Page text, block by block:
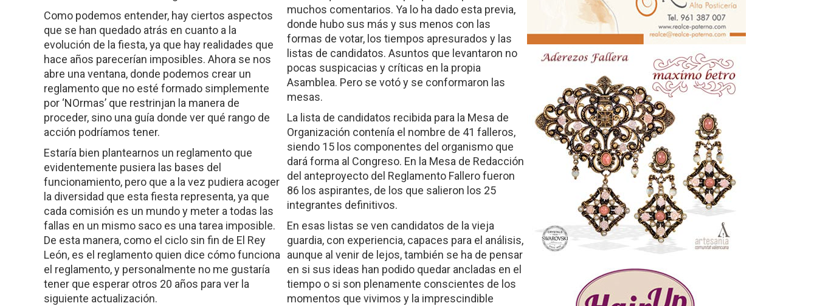
Como podemos entender, hay ciertos aspectos
que se han quedado atrás en cuanto a la
evolución de la fiesta, ya que hay realidades que
hace años parecerían imposibles. Ahora se nos
abre una ventana, donde podemos crear un
reglamento que no esté formado simplemente
por ‘NOrmas’ que restrinjan la manera de
proceder, sino una guía donde ver qué rango de
acción podríamos tener.
Estaría bien plantearnos un reglamento que
evidentemente pusiera las bases del
funcionamiento, pero que a la vez pudiera acoger
la diversidad que esta fiesta representa, ya que
cada comisión es un mundo y meter a todas las
fallas en un mismo saco es una tarea imposible.
De esta manera, como el ciclo sin fin de El Rey
León, es el reglamento quien dice cómo funciona
el reglamento, y personalmente no me gustaría
tener que esperar otros 20 años para ver la
siguiente actualización.
muchos comentarios. Ya lo ha dado esta previa,
donde hubo sus más y sus menos con las
formas de votar, los tiempos apresurados y las
listas de candidatos. Asuntos que levantaron no
pocas suspicacias y críticas en la propia
Asamblea. Pero se votó y se conformaron las
mesas.
La lista de candidatos recibida para la Mesa de
Organización contenía el nombre de 41 falleros,
siendo 15 los componentes del organismo que
dará forma al Congreso. En la Mesa de Redacción
del anteproyecto del Reglamento Fallero fueron
86 los aspirantes, de los que salieron los 25
integrantes definitivos.
En esas listas se ven candidatos de la vieja
guardia, con experiencia, capaces para el análisis,
aunque al venir de lejos, también se ha de pensar
en si sus ideas han podido quedar ancladas en el
tiempo o si son plenamente conscientes de los
momentos que vivimos y la imprescindible